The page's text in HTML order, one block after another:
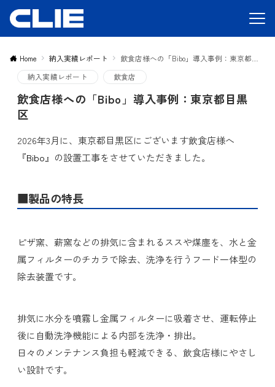
Home 納入実績レポート
飲食店様への「Bibo」導入事例：東京都目黒区
納入実績レポート
飲食店
飲食店様への「Bibo」導入事例：東京都目黒
区
2026年3月に、東京都目黒区にございます飲食店様へ
『Bibo 』の設置工事をさせていただきました。
■製品の特長
ピザ窯、薪窯などの排気に含まれるススや煤塵を、水と金
属フィルターのチカラで除去、洗浄を行うフード一体型の
除去装置です。
排気に水分を噴霧し金属フィルターに吸着させ、運転停止
後に自動洗浄機能による内部を洗浄・排出。
日々のメンテナンス負担も軽減できる、飲食店様にやさし
い設計です。